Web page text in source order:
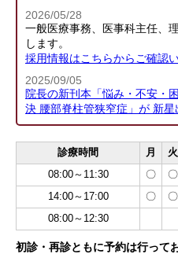
2026/05/28
一般医療事務、医事科主任、
します。
採用情報はこちらからご確認
2025/09/05
院長の新刊本「悩み・不安・
決 腰部脊柱管狭窄症」が 新星
診療時間 月 火
08:00～11:30
〇 〇
14:00～17:00 〇 〇
08:00～12:30
初診・再診ともに予約は行って